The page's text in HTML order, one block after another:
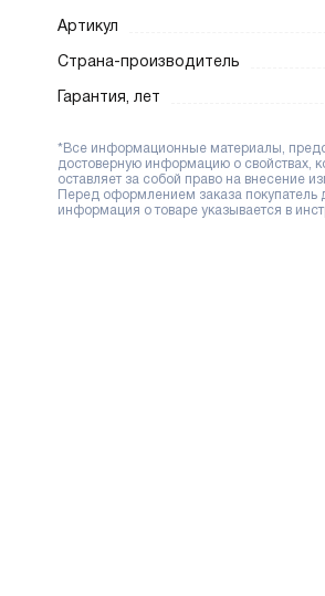
Артикул
Страна-производитель
Гарантия, лет
*Все информационные материалы,
достоверную информацию о свойствах,
оставляет за собой право на внесение
Перед оформлением заказа покупатель
информация о товаре указывается в